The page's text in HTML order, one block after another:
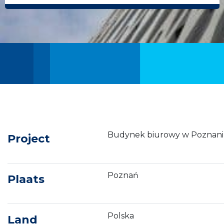
Project Budynek biurowy w
Plaats Poznań
Land Polska